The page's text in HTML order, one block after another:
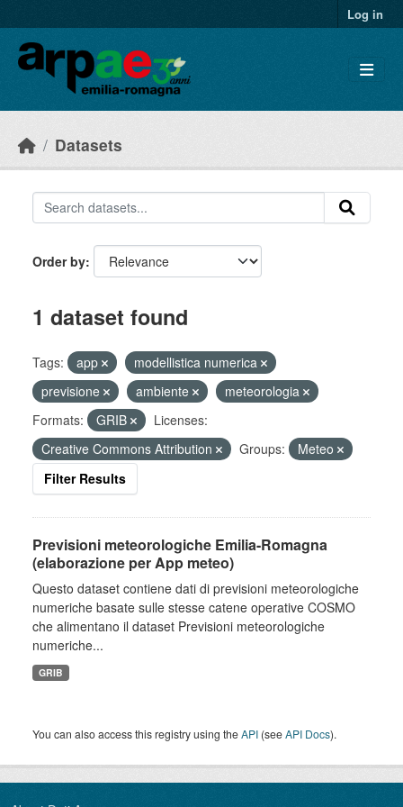
Log in
Datasets
Order by
1 dataset found
Tags: app
modellistica numerica
previsione
ambiente
meteorologia
Formats:
GRIB
Licenses:
Creative Commons Attribution
Groups:
Meteo
Filter Results
Previsioni meteorologiche Emilia-Romagna
(elaborazione per App meteo)
Questo dataset contiene dati di previsioni meteorologiche
numeriche basate sulle stesse catene operative COSMO
che alimentano il dataset Previsioni meteorologiche
numeriche...
GRIB
You can also access this registry using theAPI (seeAPI Docs).